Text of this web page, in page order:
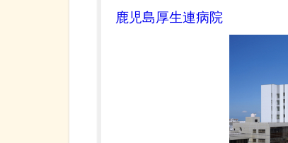
鹿児島厚生連病院